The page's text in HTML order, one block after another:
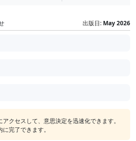
出版日: May 2026
クセスして、意思決定を迅速化できます。
完了できます。